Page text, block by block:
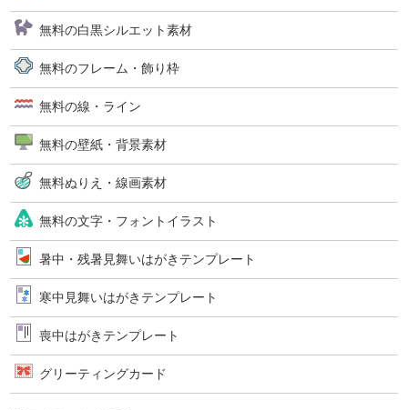
無料の白黒シルエット素材
無料のフレーム・飾り枠
無料の線・ライン
無料の壁紙・背景素材
無料ぬりえ・線画素材
無料の文字・フォントイラスト
暑中・残暑見舞いはがきテンプレート
寒中見舞いはがきテンプレート
喪中はがきテンプレート
グリーティングカード